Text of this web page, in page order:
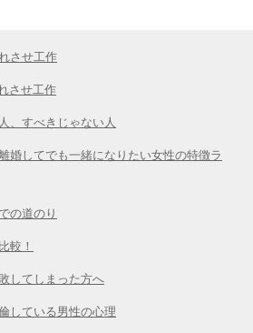
させ工作
させ工作
、すべきじゃない人
婚してでも一緒になりたい女性の特徴ラ
の道のり
較！
してしまった方へ
している男性の心理